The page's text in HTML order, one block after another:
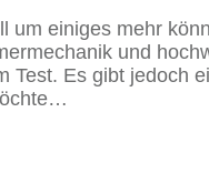
einiges mehr
und
Es gibt jedoch